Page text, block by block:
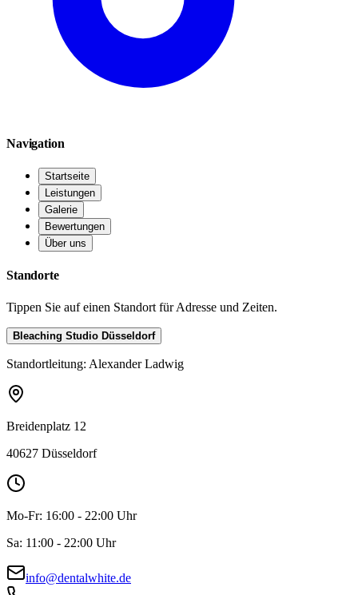
Navigation
Startseite
Leistungen
Galerie
Bewertungen
Über uns
Standorte
Tippen Sie auf einen Standort für Adresse und Zeiten.
Bleaching Studio Düsseldorf
Standortleitung: Alexander Ladwig
Breidenplatz 12
40627 Düsseldorf
Mo-Fr: 16:00 - 22:00 Uhr
Sa: 11:00 - 22:00 Uhr
info@dentalwhite.de